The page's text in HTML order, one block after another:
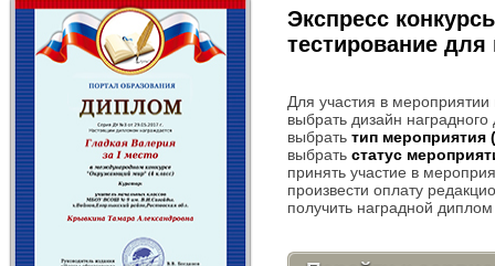
Экспресс
тестирование
Для участия в
выбрать дизайн наградного
выбрать тип мероприятия
выбрать статус
принять участие в
произвести оплату
получить наградной диплом